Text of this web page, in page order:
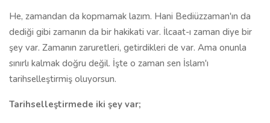
He, zamandan da kopmamak lazım. Hani Bediüzzaman'ın da
dediği gibi zamanın da bir hakikati var. İlcaat-ı zaman diye bir
şey var. Zamanın zaruretleri, getirdikleri de var. Ama onunla
sınırlı kalmak doğru değil. İşte o zaman sen İslam'ı
tarihselleştirmiş oluyorsun.
Tarihselleştirmede iki şey var;